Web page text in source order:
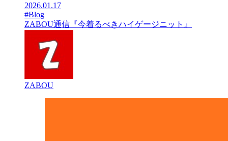
2026.01.17
#Blog
ZABOU通信『今着るべきハイゲージニット』
ZABOU